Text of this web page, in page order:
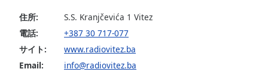
Audio
Track
Picture-
in-
住所:
S.S. Kranjčevića 1 Vitez
電話:
+387 30 717-077
サイト:
www.radiovitez.ba
Email:
info@radiovitez.ba